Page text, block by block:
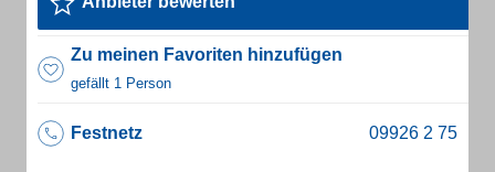
Zu meinen Favoriten hinzufügen
gefällt 1 Person
Festnetz